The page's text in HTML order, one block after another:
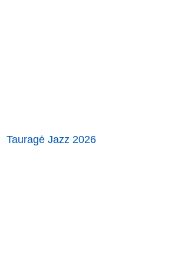
Tauragė Jazz 2026